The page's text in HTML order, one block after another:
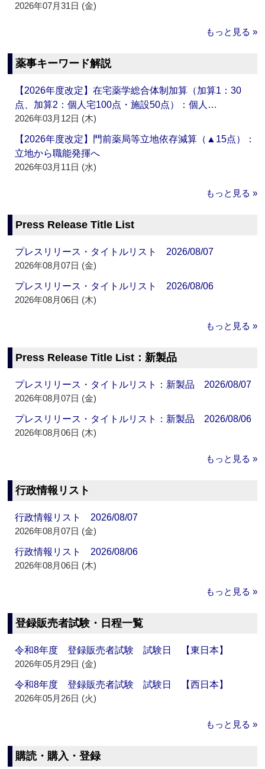
2026年07月31日 (金)
もっと見る »
薬事キーワード解説
【2026年度改定】在宅薬学総合体制加算（加算1：30
点、加算2：個人宅100点・施設50点）：個人…
2026年03月12日 (木)
【2026年度改定】門前薬局等立地依存減算（▲15点）：
立地から職能発揮へ
2026年03月11日 (水)
もっと見る »
Press Release Title List
プレスリリース・タイトルリスト 2026/08/07
2026年08月07日 (金)
プレスリリース・タイトルリスト 2026/08/06
2026年08月06日 (木)
もっと見る »
Press Release Title List：新製品
プレスリリース・タイトルリスト：新製品 2026/08/07
2026年08月07日 (金)
プレスリリース・タイトルリスト：新製品 2026/08/06
2026年08月06日 (木)
もっと見る »
行政情報リスト
行政情報リスト 2026/08/07
2026年08月07日 (金)
行政情報リスト 2026/08/06
2026年08月06日 (木)
もっと見る »
登録販売者試験・日程一覧
令和8年度 登録販売者試験 試験日 【東日本】
2026年05月29日 (金)
令和8年度 登録販売者試験 試験日 【西日本】
2026年05月26日 (火)
もっと見る »
購読・購入・登録